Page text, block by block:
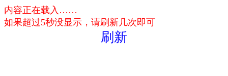
内容正在载入……
如果超过5秒没显示，请刷新几次即可
刷新